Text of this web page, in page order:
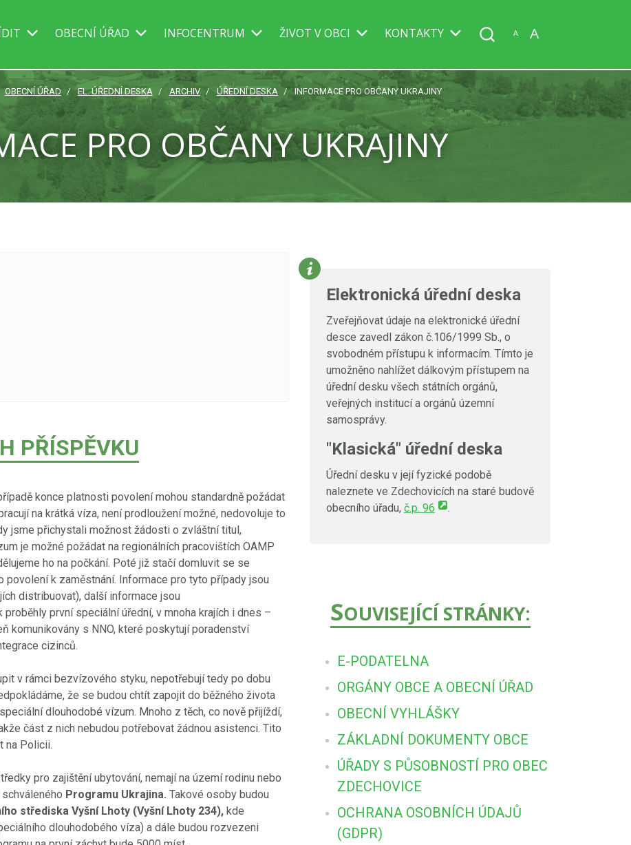
OBECNÍ ÚŘAD INFOCENTRUM ŽIVOT V OBCI KONTAKTY A A
OBECNÍ ÚŘAD EL. ÚŘEDNÍ DESKA ARCHIV ÚŘEDNÍ DESKA INFORMACE PRO OBČANY UKRAJINY
PRO OBČANY UKRAJINY
PŘÍSPĚVKU
konce platnosti povolení mohou standardně požádat
na krátká víza, není prodloužení možné, nedovoluje to
jsme přichystali možnost žádosti o zvláštní titul,
je možné požádat na regionálních pracovištích OAMP
ho na počkání. Poté již stačí domluvit se se
povolení k zaměstnání. Informace pro tyto případy jsou
distribuovat), další informace jsou
proběhly první speciální úřední, v mnoha krajích i dnes –
komunikovány s NNO, které poskytují poradenství
cizinců.
v rámci bezvízového styku, nepotřebují tedy po dobu
že se budou chtít zapojit do běžného života
dlouhodobé vízum. Mnoho z těch, co nově přijíždí,
část z nich nebudou potřebovat žádnou asistenci. Tito
na Policii.
pro zajištění ubytování, nemají na území rodinu nebo
Programu Ukrajina. Takové osoby budou
střediska Vyšní Lhoty (Vyšní Lhoty 234), kde
dlouhodobého víza) a dále budou rozvezeni
Elektronická úřední deska
Zveřejňovat údaje na elektronické úřední
desce zavedl zákon č.106/1999 Sb., o
svobodném přístupu k informacím. Tímto je
umožněno nahlížet dálkovým přístupem na
úřední desku všech státních orgánů,
veřejných institucí a orgánů územní
samosprávy.
"Klasická" úřední deska
Úřední desku v její fyzické podobě
naleznete ve Zdechovicích na staré budově
obecního úřadu, č.p. 96 .
SOUVISEJÍCÍ STRÁNKY:
E-PODATELNA
ORGÁNY OBCE A OBECNÍ ÚŘAD
OBECNÍ VYHLÁŠKY
ZÁKLADNÍ DOKUMENTY OBCE
ÚŘADY S PŮSOBNOSTÍ PRO OBEC
ZDECHOVICE
OCHRANA OSOBNÍCH ÚDAJŮ
(GDPR)